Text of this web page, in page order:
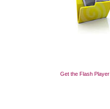
Get the Flash Player